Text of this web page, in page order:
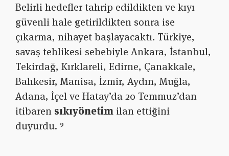
Belirli hedefler tahrip edildikten ve kıyı
güvenli hale getirildikten sonra ise
çıkarma, nihayet başlayacaktı. Türkiye,
savaş tehlikesi sebebiyle Ankara, İstanbul,
Tekirdağ, Kırklareli, Edirne, Çanakkale,
Balıkesir, Manisa, İzmir, Aydın, Muğla,
Adana, İçel ve Hatay’da 20 Temmuz’dan
itibaren sıkıyönetim ilan ettiğini
duyurdu. ⁹